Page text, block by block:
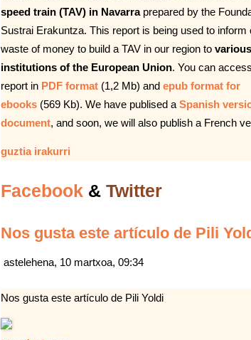
speed train (TAV) in Navarraprepared by the
Sustrai Erakuntza. This report is being used to inform
waste of money to build a TAV in our region tovarious
institutions of the European Union. You can
report in PDF format (1,2 Mb) andepub format for
ebooks (569 Kb). We have publised aSpanish
document, and soon, we will also publish a French
guztia irakurri
Facebook &Twitter
Nos gusta este artículo de Pili
astelehena, 10 martxoa, 09:34
Nos gusta este artículo de Pili Yoldi